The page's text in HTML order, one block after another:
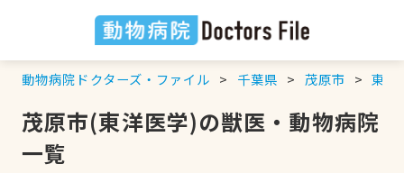
動物病院ドクターズ・ファイル 千葉県 茂原市 東洋
茂原市(東洋医学)の獣医・動物病院
一覧